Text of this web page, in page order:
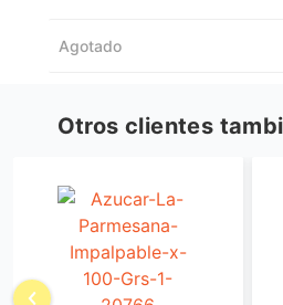
Agotado
Otros clientes